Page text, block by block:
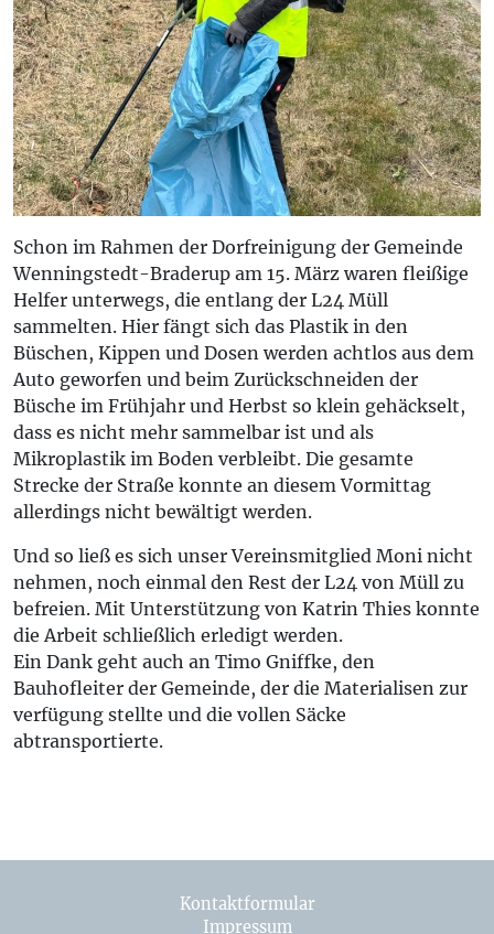
Schon im Rahmen der Dorfreinigung der Gemeinde
Wenningstedt-Braderup am 15. März waren fleißige
Helfer unterwegs, die entlang der L24 Müll
sammelten. Hier fängt sich das Plastik in den
Büschen, Kippen und Dosen werden achtlos aus dem
Auto geworfen und beim Zurückschneiden der
Büsche im Frühjahr und Herbst so klein gehäckselt,
dass es nicht mehr sammelbar ist und als
Mikroplastik im Boden verbleibt. Die gesamte
Strecke der Straße konnte an diesem Vormittag
allerdings nicht bewältigt werden.
Und so ließ es sich unser Vereinsmitglied Moni nicht
nehmen, noch einmal den Rest der L24 von Müll zu
befreien. Mit Unterstützung von Katrin Thies konnte
die Arbeit schließlich erledigt werden.
Ein Dank geht auch an Timo Gniffke, den
Bauhofleiter der Gemeinde, der die Materialisen zur
verfügung stellte und die vollen Säcke
abtransportierte.
Kontaktformular
Impressum